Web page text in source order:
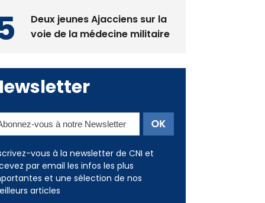
Deux jeunes Ajacciens sur la
voie de la médecine militaire
vous à la newsletter de CNI et
par email les infos les plus
et une sélection de nos
articles